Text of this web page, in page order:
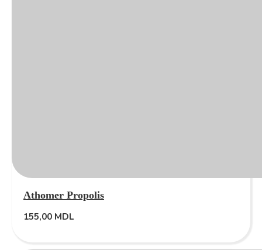
Athomer Propolis
155,00 MDL